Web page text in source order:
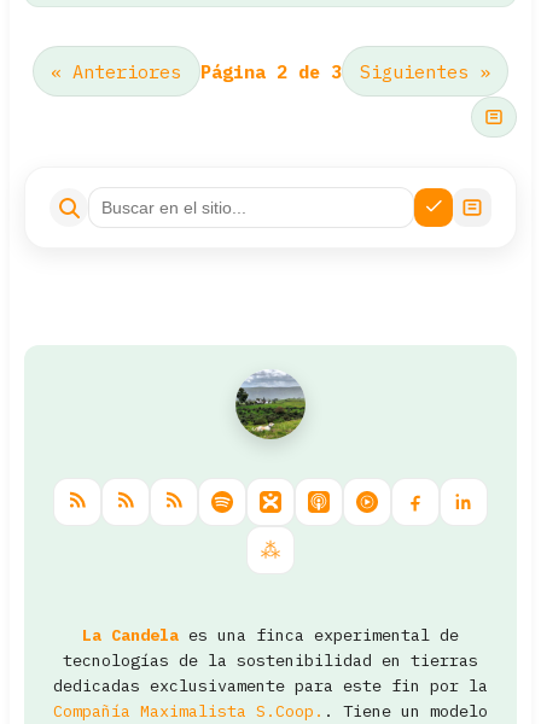
« Anteriores Página 2 de 3 Siguientes »
La Candela es una finca experimental de
tecnologías de la sostenibilidad en tierras
dedicadas exclusivamente para este fin por la
Compañía Maximalista S.Coop. . Tiene un modelo